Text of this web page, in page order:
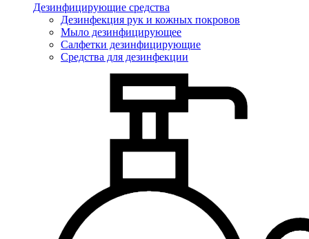
Дезинфицирующие средства
Дезинфекция рук и кожных покровов
Мыло дезинфицирующее
Салфетки дезинфицирующие
Средства для дезинфекции